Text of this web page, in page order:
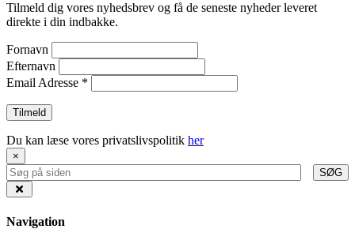
Tilmeld dig vores nyhedsbrev og få de seneste nyheder leveret
direkte i din indbakke.
Fornavn
Efternavn
Email Adresse *
Du kan læse vores privatslivspolitik her
×
SØG
Navigation